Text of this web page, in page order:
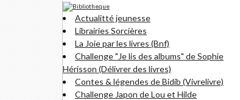
Actualitté jeunesse
Librairies Sorcières
La Joie par les livres (Bnf)
Challenge "Je lis des albums" de Sophie
Hérisson (Délivrer des livres)
Contes & légendes de Bidib (Vivrelivre)
Challenge Japon de Lou et Hilde